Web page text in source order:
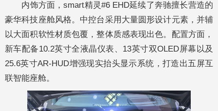
内饰方面，smart精灵#6 EHD延续了奔驰擅长营造的
豪华科技座舱风格。中控台采用大量圆形设计元素，并辅
以大面积软性材质包覆，整体质感表现出色。配置方面，
新车配备10.2英寸全液晶仪表、13英寸双OLED屏幕以及
25.6英寸AR-HUD增强现实抬头显示系统，打造出五屏互
联智能座舱。